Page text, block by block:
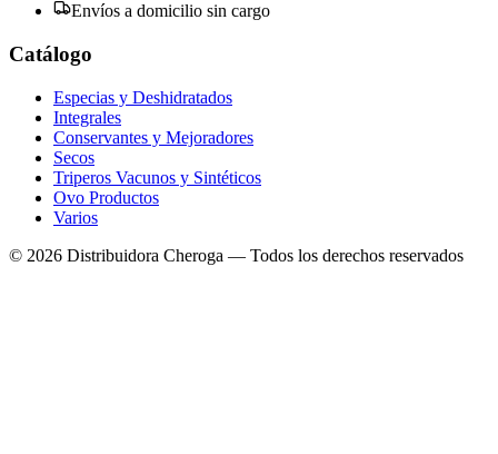
Envíos a domicilio sin cargo
Catálogo
Especias y Deshidratados
Integrales
Conservantes y Mejoradores
Secos
Triperos Vacunos y Sintéticos
Ovo Productos
Varios
© 2026 Distribuidora Cheroga — Todos los derechos reservados